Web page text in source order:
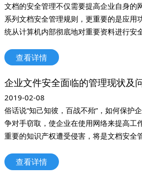
文档的安全管理不仅需要提高企业自身的
系列文档安全管理规则，更重要的是应用
统从计算机内部彻底地对重要资料进行安
查看详情
企业文件安全面临的管理现状及
2019-02-08
俗话说“知己知彼，百战不殆”，如何保护
争对手窃取，使企业在使用网络来提高工
重要的知识产权遭受侵害，将是文档安全
查看详情